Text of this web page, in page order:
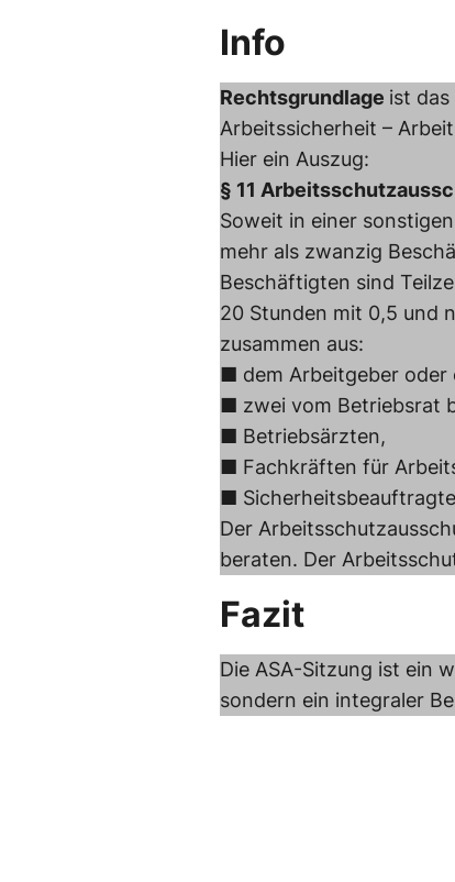
Info
Rechtsgrundlage ist
Arbeitssicherheit –
Hier ein Auszug:
§ 11
Soweit in einer
mehr als zwanzig
Beschäftigten sind
20 Stunden mit 0,5 und
zusammen aus:
■ dem Arbeitgeber oder
■ zwei vom Betriebsrat
■ Betriebsärzten,
■ Fachkräften für
■
Der
beraten. Der
Fazit
Die ASA-Sitzung ist ein
sondern ein integraler